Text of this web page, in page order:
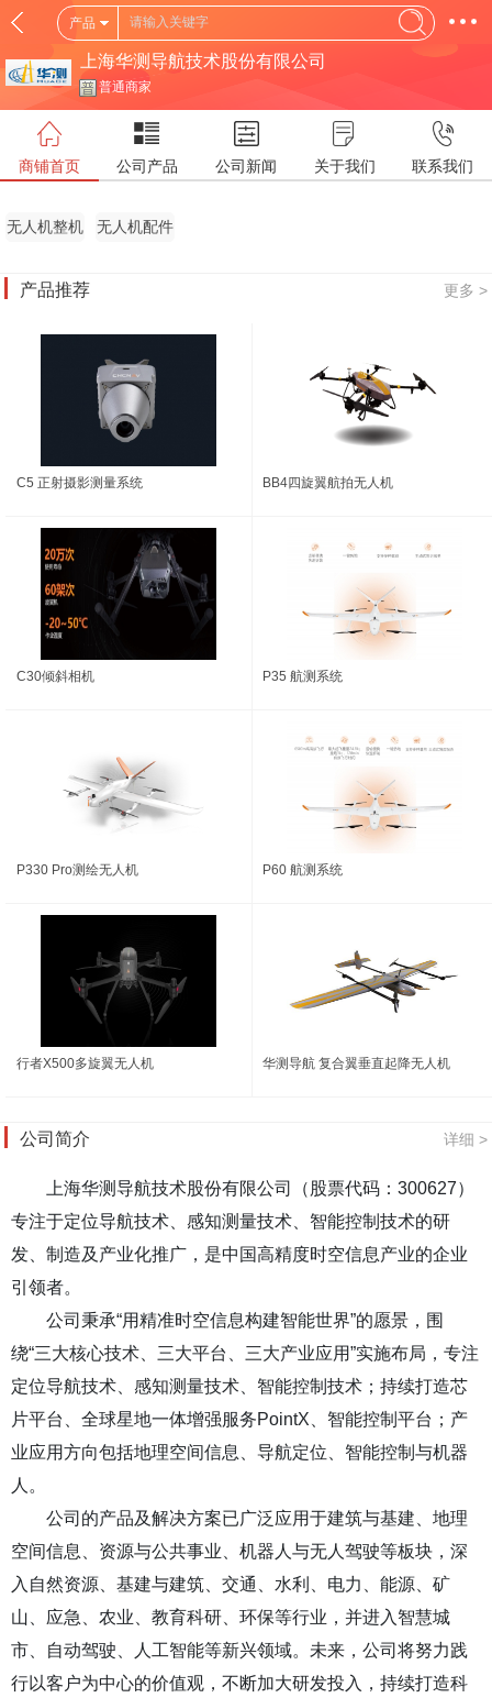
产品
上海华测导航技术股份有限公司
普通商家
商铺首页 公司产品 公司新闻 关于我们 联系我们
无人机整机 无人机配件
产品推荐 更多 >
C5 正射摄影测量系统 BB4四旋翼航拍无人机
C30倾斜相机 P35 航测系统
P330 Pro测绘无人机 P60 航测系统
行者X500多旋翼无人机 华测导航 复合翼垂直起降无人机
公司简介 详细 >
上海华测导航技术股份有限公司（股票代码：300627）
专注于定位导航技术、感知测量技术、智能控制技术的研
发、制造及产业化推广，是中国高精度时空信息产业的企业
引领者。
公司秉承“用精准时空信息构建智能世界”的愿景，围
绕“三大核心技术、三大平台、三大产业应用”实施布局，专注
定位导航技术、感知测量技术、智能控制技术；持续打造芯
片平台、全球星地一体增强服务PointX、智能控制平台；产
业应用方向包括地理空间信息、导航定位、智能控制与机器
人。
公司的产品及解决方案已广泛应用于建筑与基建、地理
空间信息、资源与公共事业、机器人与无人驾驶等板块，深
入自然资源、基建与建筑、交通、水利、电力、能源、矿
山、应急、农业、教育科研、环保等行业，并进入智慧城
市、自动驾驶、人工智能等新兴领域。未来，公司将努力践
行以客户为中心的价值观，不断加大研发投入，持续打造科